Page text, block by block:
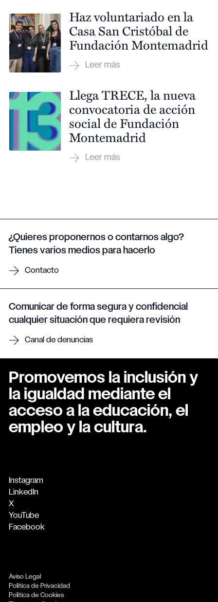
Haz voluntariado en la
Casa San Cristóbal de
Fundación Montemadrid
Llega TRECE, la nueva
convocatoria de acción
social de Fundación
Montemadrid
¿Quieres proponernos o contarnos algo?
Tienes varios medios para hacerlo
Contacto
Comunicar de forma segura y confidencial
cualquier situación que requiera revisión
Canal de denuncias
Promovemos la inclusión y
la igualdad mediante el
acceso a la educación, el
empleo y la cultura.
Instagram
LinkedIn
X
YouTube
Facebook
Aviso Legal
Política de Privacidad
Política de Cookies